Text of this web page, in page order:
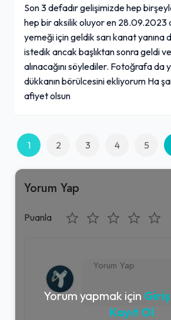
Son 3 defadır gelişimizde hep
hep bir aksilik oluyor en 28.09.2023
yemeği için geldik sarı kanat yanına
istedik ancak başlıktan sonra geldi
alınacağını söylediler. Fotoğrafa da
dükkanın börülcesini ekliyorum Ha
afiyet olsun
1 2 3 4 5
Yorum Yap
Puanla
Yorum yapmak için Giriş
Kayıt Ol